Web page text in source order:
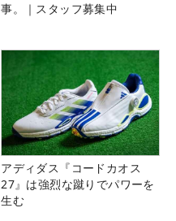
事。｜スタッフ募集中
アディダス『コードカオス
27』は強烈な蹴りでパワーを
生む